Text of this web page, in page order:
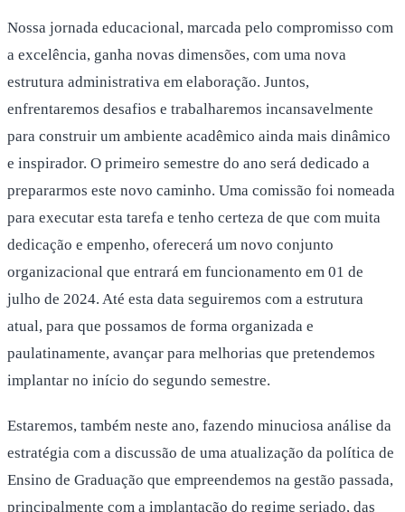
Nossa jornada educacional, marcada pelo compromisso com
a excelência, ganha novas dimensões, com uma nova
estrutura administrativa em elaboração. Juntos,
enfrentaremos desafios e trabalharemos incansavelmente
para construir um ambiente acadêmico ainda mais dinâmico
e inspirador. O primeiro semestre do ano será dedicado a
prepararmos este novo caminho. Uma comissão foi nomeada
para executar esta tarefa e tenho certeza de que com muita
dedicação e empenho, oferecerá um novo conjunto
organizacional que entrará em funcionamento em 01 de
julho de 2024. Até esta data seguiremos com a estrutura
atual, para que possamos de forma organizada e
paulatinamente, avançar para melhorias que pretendemos
implantar no início do segundo semestre.
Estaremos, também neste ano, fazendo minuciosa análise da
estratégia com a discussão de uma atualização da política de
Ensino de Graduação que empreendemos na gestão passada,
principalmente com a implantação do regime seriado, das